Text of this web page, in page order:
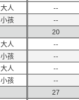
大人
小孩
大人
小孩
大人
小孩
--
--
20
--
--
--
--
27